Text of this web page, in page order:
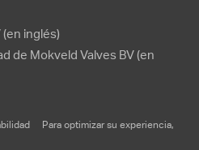
(en inglés)
de Mokveld Valves BV (en
Para optimizar su experiencia,